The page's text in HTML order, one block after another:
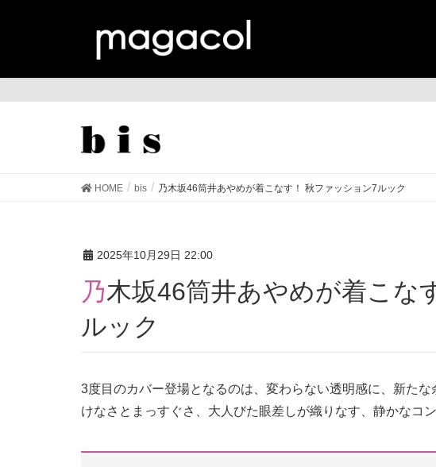
HOME bis 乃木坂46筒井あやめが着こなす！ 秋ファッション7ルック
2025年10月29日 22:00
乃木坂46筒井あやめが着こなす！ 秋ファッション7
ルック
3度目のカバー登場となるのは、変わらない透明感に、新た
けなさとまっすぐさ、大人びた眼差しが織りなす、静かなコ